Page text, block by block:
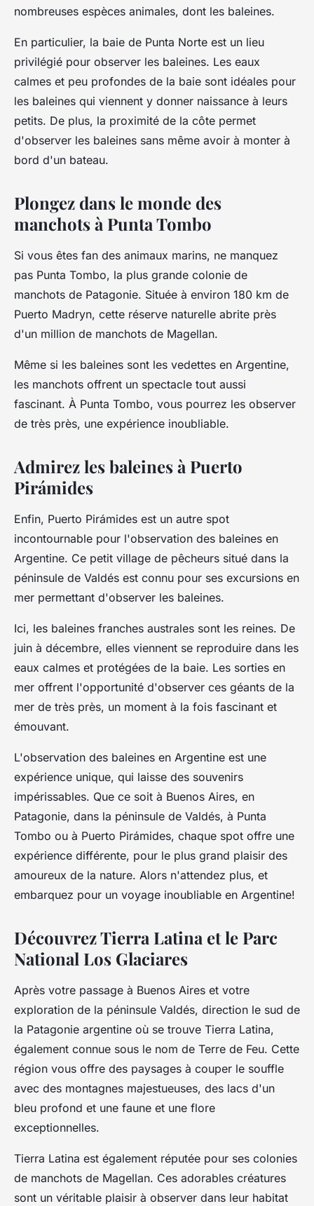
nombreuses espèces animales, dont les baleines.
En particulier, la baie de Punta Norte est un lieu
privilégié pour observer les baleines. Les eaux
calmes et peu profondes de la baie sont idéales pour
les baleines qui viennent y donner naissance à leurs
petits. De plus, la proximité de la côte permet
d'observer les baleines sans même avoir à monter à
bord d'un bateau.
Plongez dans le monde des
manchots à Punta Tombo
Si vous êtes fan des animaux marins, ne manquez
pas Punta Tombo, la plus grande colonie de
manchots de Patagonie. Située à environ 180 km de
Puerto Madryn, cette réserve naturelle abrite près
d'un million de manchots de Magellan.
Même si les baleines sont les vedettes en Argentine,
les manchots offrent un spectacle tout aussi
fascinant. À Punta Tombo, vous pourrez les observer
de très près, une expérience inoubliable.
Admirez les baleines à Puerto
Pirámides
Enfin, Puerto Pirámides est un autre spot
incontournable pour l'observation des baleines en
Argentine. Ce petit village de pêcheurs situé dans la
péninsule de Valdés est connu pour ses excursions en
mer permettant d'observer les baleines.
Ici, les baleines franches australes sont les reines. De
juin à décembre, elles viennent se reproduire dans les
eaux calmes et protégées de la baie. Les sorties en
mer offrent l'opportunité d'observer ces géants de la
mer de très près, un moment à la fois fascinant et
émouvant.
L'observation des baleines en Argentine est une
expérience unique, qui laisse des souvenirs
impérissables. Que ce soit à Buenos Aires, en
Patagonie, dans la péninsule de Valdés, à Punta
Tombo ou à Puerto Pirámides, chaque spot offre une
expérience différente, pour le plus grand plaisir des
amoureux de la nature. Alors n'attendez plus, et
embarquez pour un voyage inoubliable en Argentine!
Découvrez Tierra Latina et le Parc
National Los Glaciares
Après votre passage à Buenos Aires et votre
exploration de la péninsule Valdés, direction le sud de
la Patagonie argentine où se trouve Tierra Latina,
également connue sous le nom de Terre de Feu. Cette
région vous offre des paysages à couper le souffle
avec des montagnes majestueuses, des lacs d'un
bleu profond et une faune et une flore
exceptionnelles.
Tierra Latina est également réputée pour ses colonies
de manchots de Magellan. Ces adorables créatures
sont un véritable plaisir à observer dans leur habitat